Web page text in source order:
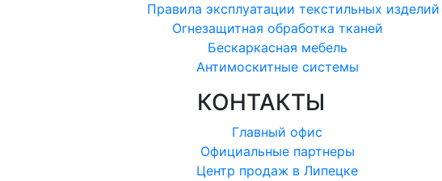
Правила эксплуатации текстильных изделий
Огнезащитная обработка тканей
Бескаркасная мебель
Антимоскитные системы
КОНТАКТЫ
Главный офис
Официальные партнеры
Центр продаж в Липецке